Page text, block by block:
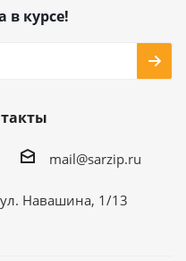
в курсе!
mail@sarzip.ru
ул. Навашина, 1/13